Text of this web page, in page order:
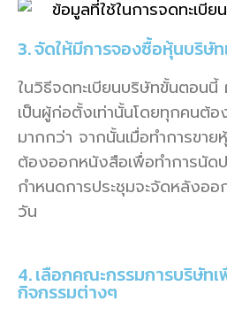
3. จัดให้มีการจองซื้อหุ้นบริษั
ในวิธีจดทะเบียนบริษัทขั้นตอนนี้
เป็นผู้ก่อตั้งเท่านั้นโดยทุกคนต้
มากกว่า จากนั้นเมื่อทำการขา
ต้องออกหนังสือเพื่อทำการนัด
กำหนดการประชุมจะจัดหลังอ
วัน
4. เลือกคณะกรรมการบริษัทเ
กิจกรรมต่างๆ